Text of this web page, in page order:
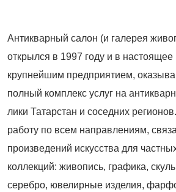
Антикварный салон (и галерея
открылся в 1997 году и в
крупнейшим предприятием,
полный комплекс услуг на
лики Татарстан и соседних
работу по всем направлениям,
произведений искусства для
коллекций: живопись, графика,
серебро, ювелирные изделия,